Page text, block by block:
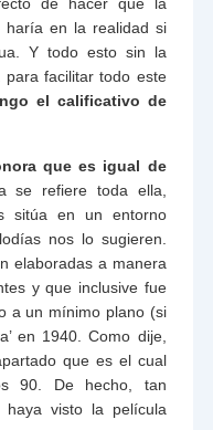
haría en la realidad si
Y todo esto sin la
facilitar todo este
el calificativo de
que es igual de
se refiere toda ella,
sitúa en un entorno
nos lo sugieren.
elaboradas a manera
y que inclusive fue
a un mínimo plano (si
en 1940. Como dije,
que es el cual
90. De hecho, tan
visto la película